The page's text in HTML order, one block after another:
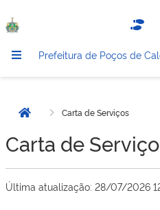
Prefeitura de Poços de
Página inicial
Carta de Serviços
Carta de
Última atualização: 28/07/2026